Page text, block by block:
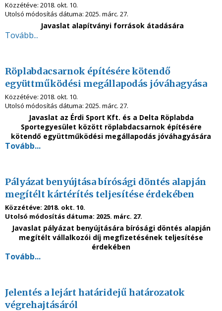
Közzétéve: 2018. okt. 10.
Utolsó módosítás dátuma: 2025. márc. 27.
Javaslat alapítványi források átadására
Tovább...
Röplabdacsarnok építésére kötendő
együttműködési megállapodás jóváhagyása
Közzétéve: 2018. okt. 10.
Utolsó módosítás dátuma: 2025. márc. 27.
Javaslat az Érdi Sport Kft. és a Delta Röplabda
Sportegyesület között röplabdacsarnok építésére
kötendő együttműködési megállapodás jóváhagyására
Tovább...
Pályázat benyújtása bírósági döntés alapján
megítélt kártérítés teljesítése érdekében
Közzétéve: 2018. okt. 10.
Utolsó módosítás dátuma: 2025. márc. 27.
Javaslat pályázat benyújtására bírósági döntés alapján
megítélt vállalkozói díj megfizetésének teljesítése
érdekében
Tovább...
Jelentés a lejárt határidejű határozatok
végrehajtásáról